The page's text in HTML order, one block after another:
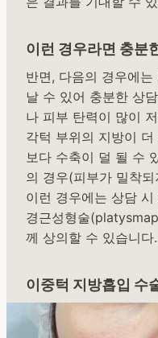
이런 경우라면 충분
반면, 다음의 경우에
날 수 있어 충분한 상
나 피부 탄력이 많이
각턱 부위의 지방이
보다 수축이 덜 될 수
의 경우(피부가 밀착
이런 경우에는 상담
경근성형술
께 상의할 수 있습니다.
이중턱 지방흡입 수